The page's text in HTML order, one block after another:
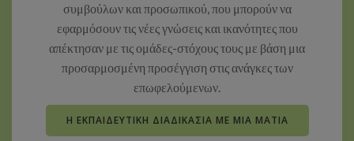
συμβούλων και προσωπικού, που μπορούν να
εφαρμόσουν τις νέες γνώσεις και ικανότητες που
απέκτησαν με τις ομάδες-στόχους τους με βάση μια
προσαρμοσμένη προσέγγιση στις ανάγκες των
επωφελούμενων.
Η ΕΚΠΑΙΔΕΥΤΙΚΉ ΔΙΑΔΙΚΑΣΊΑ ΜΕ ΜΙΑ ΜΑΤΙΆ